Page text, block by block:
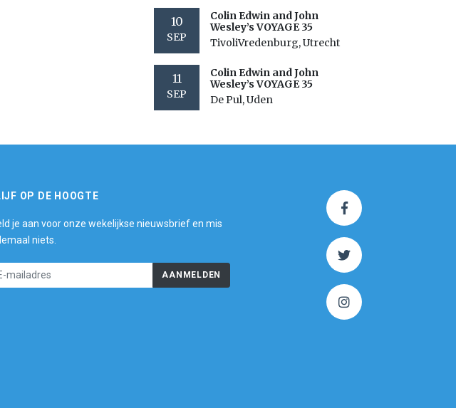
10
SEP
Colin Edwin and John
Wesley’s VOYAGE 35
TivoliVredenburg, Utrecht
11
SEP
Colin Edwin and John
Wesley’s VOYAGE 35
De Pul, Uden
OP DE HOOGTE
je aan voor onze wekelijkse nieuwsbrief en mis
niets.
AANMELDEN